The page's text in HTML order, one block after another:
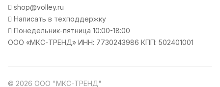
shop@volley.ru
Написать в техподдержку
Понедельник-пятница 10:00-18:00
ООО «МКС-ТРЕНД» ИНН: 7730243986 КПП: 502401001
© 2026 ООО "МКС-ТРЕНД"